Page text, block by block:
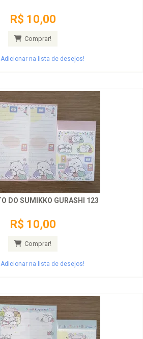
R$ 10,00
Comprar!
Adicionar na lista de desejos!
CONJUNTO DO SUMIKKO GURASHI 123
R$ 10,00
Comprar!
Adicionar na lista de desejos!